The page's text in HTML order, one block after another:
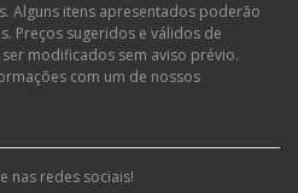
Alguns itens apresentados poderão
Preços sugeridos e válidos de
modificados sem aviso prévio.
com um de nossos
nas redes sociais!